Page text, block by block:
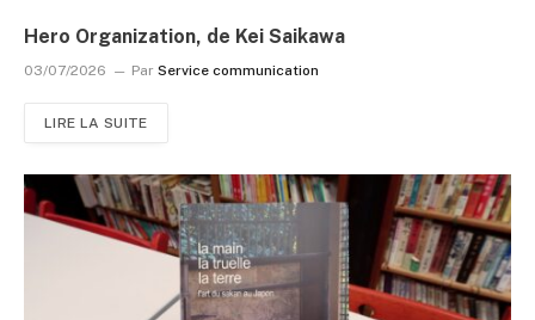
Hero Organization, de Kei Saikawa
03/07/2026 Par Service communication
LIRE LA SUITE